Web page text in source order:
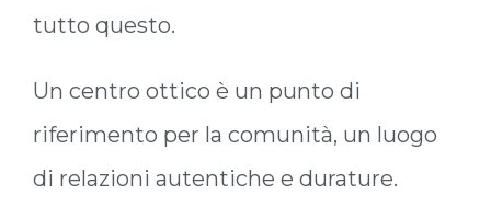
tutto questo.
Un centro ottico è un punto di
riferimento per la comunità, un luogo
di relazioni autentiche e durature.